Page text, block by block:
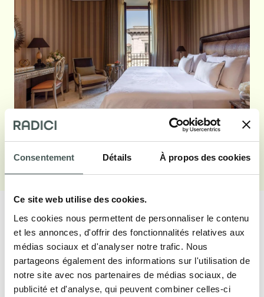
Consentement Détails À propos des cookies
Ce site web utilise des cookies.
Les cookies nous permettent de personnaliser le contenu
et les annonces, d'offrir des fonctionnalités relatives aux
médias sociaux et d'analyser notre trafic. Nous
partageons également des informations sur l'utilisation de
notre site avec nos partenaires de médias sociaux, de
publicité et d'analyse, qui peuvent combiner celles-ci
Voir galerie
Nos produits
Découvrez nos revêtements de sol textiles